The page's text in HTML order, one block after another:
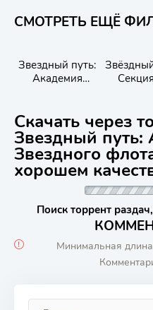
СМОТРЕТЬ ЕЩЁ
Звездный путь:
Академия
Скачать через
Звездный путь:
Звездного
хорошем
Поиск торрент
Минимальная